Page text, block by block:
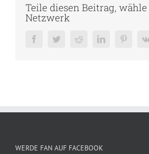
Teile diesen Beitrag,
Netzwerk
FacebookTwitterRedditLinkedIn
WERDE FAN AUF FACEBOOK